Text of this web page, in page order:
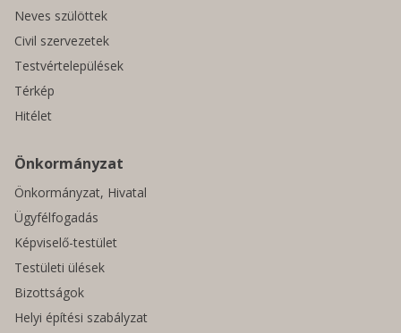
Neves szülöttek
Civil szervezetek
Testvértelepülések
Térkép
Hitélet
Önkormányzat
Önkormányzat, Hivatal
Ügyfélfogadás
Képviselő-testület
Testületi ülések
Bizottságok
Helyi építési szabályzat